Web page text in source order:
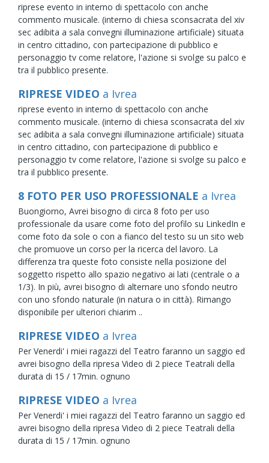
riprese evento in interno di spettacolo con anche
commento musicale. (interno di chiesa sconsacrata del xiv
sec adibita a sala convegni illuminazione artificiale) situata
in centro cittadino, con partecipazione di pubblico e
personaggio tv come relatore, l'azione si svolge su palco e
tra il pubblico presente.
RIPRESE VIDEO a Ivrea
riprese evento in interno di spettacolo con anche
commento musicale. (interno di chiesa sconsacrata del xiv
sec adibita a sala convegni illuminazione artificiale) situata
in centro cittadino, con partecipazione di pubblico e
personaggio tv come relatore, l'azione si svolge su palco e
tra il pubblico presente.
8 FOTO PER USO PROFESSIONALE a Ivrea
Buongiorno, Avrei bisogno di circa 8 foto per uso
professionale da usare come foto del profilo su LinkedIn e
come foto da sole o con a fianco del testo su un sito web
che promuove un corso per la ricerca del lavoro. La
differenza tra queste foto consiste nella posizione del
soggetto rispetto allo spazio negativo ai lati (centrale o a
1/3). In più, avrei bisogno di alternare uno sfondo neutro
con uno sfondo naturale (in natura o in città). Rimango
disponibile per ulteriori chiarim ..
RIPRESE VIDEO a Ivrea
Per Venerdi' i miei ragazzi del Teatro faranno un saggio ed
avrei bisogno della ripresa Video di 2 piece Teatrali della
durata di 15 / 17min. ognuno
RIPRESE VIDEO a Ivrea
Per Venerdi' i miei ragazzi del Teatro faranno un saggio ed
avrei bisogno della ripresa Video di 2 piece Teatrali della
durata di 15 / 17min. ognuno